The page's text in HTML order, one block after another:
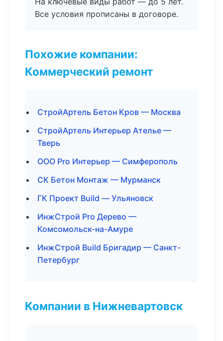
Все условия прописаны в договоре.
Похожие компании:
Коммерческий ремонт
СтройАртель Бетон Кров — Москва
СтройАртель Интерьер Ателье —
Тверь
ООО Pro Интерьер — Симферополь
СК Бетон Монтаж — Мурманск
ГК Проект Build — Ульяновск
ИнжСтрой Pro Дерево —
Комсомольск-на-Амуре
ИнжСтрой Build Бригадир — Санкт-
Петербург
Компании в Нижневартовск